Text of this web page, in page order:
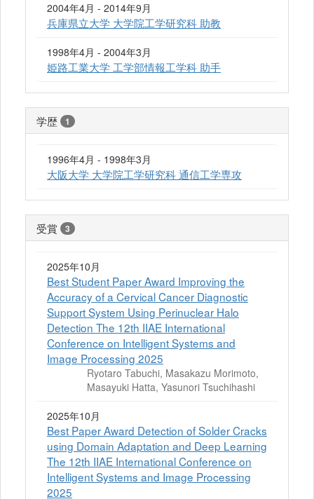
2004年4月 - 2014年9月
兵庫県立大学 大学院工学研究科 助教
1998年4月 - 2004年3月
姫路工業大学 工学部情報工学科 助手
学歴 1
1996年4月 - 1998年3月
大阪大学 大学院工学研究科 通信工学専攻
受賞 3
2025年10月
Best Student Paper Award Improving the
Accuracy of a Cervical Cancer Diagnostic
Support System Using Perinuclear Halo
Detection The 12th IIAE International
Conference on Intelligent Systems and
Image Processing 2025
Ryotaro Tabuchi, Masakazu Morimoto,
Masayuki Hatta, Yasunori Tsuchihashi
2025年10月
Best Paper Award Detection of Solder Cracks
using Domain Adaptation and Deep Learning
The 12th IIAE International Conference on
Intelligent Systems and Image Processing
2025